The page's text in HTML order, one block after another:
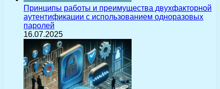
Принципы работы и преимущества двухфакторной
аутентификации с использованием одноразовых
паролей
16.07.2025